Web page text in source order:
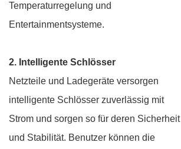
Temperaturregelung und
Entertainmentsysteme.
2. Intelligente Schlösser
Netzteile und Ladegeräte versorgen
intelligente Schlösser zuverlässig mit
Strom und sorgen so für deren Sicherheit
und Stabilität. Benutzer können die